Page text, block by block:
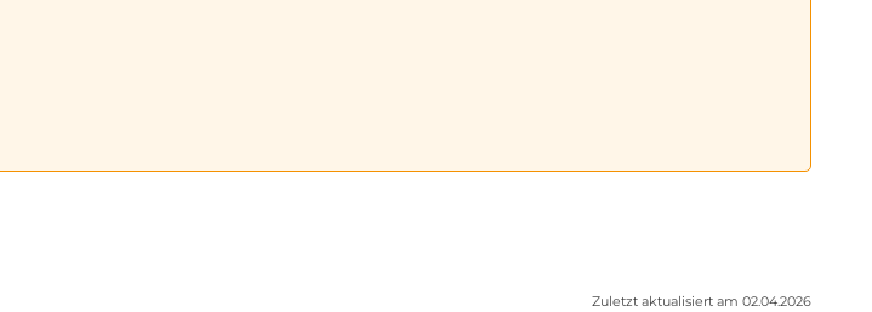
Zuletzt aktualisiert am 02.04.2026